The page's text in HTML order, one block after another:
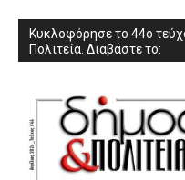
Κυκλοφόρησε το 44ο
Πολιτεία. Διαβάστε το: